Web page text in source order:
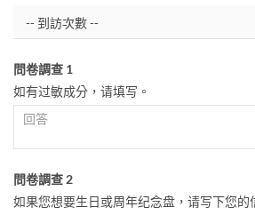
問卷調查 1
如有过敏成分，请填写。
問卷調查 2
如果您想要生日或周年纪念盘，请写下您的